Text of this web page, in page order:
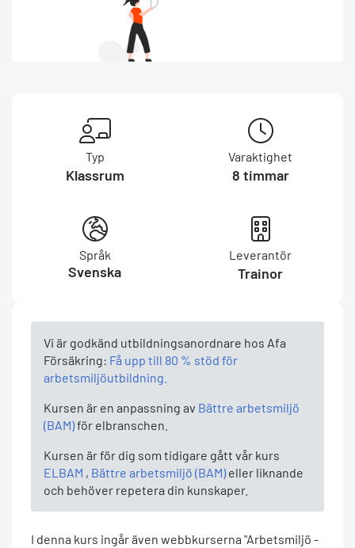
Vi är godkänd utbildningsanordnare hos Afa
Försäkring: Få upp till 80 % stöd för
arbetsmiljöutbildning.
Kursen är en anpassning av Bättre arbetsmiljö
(BAM)för elbranschen.
Kursen är för dig som tidigare gått vår kurs
ELBAM , Bättre arbetsmiljö (BAM)eller liknande
och behöver repetera din kunskaper.
I denna kurs ingår även webbkurserna "Arbetsmiljö -
Typ
Klassrum
Varaktighet
8 timmar
Språk
Svenska
Leverantör
Trainor